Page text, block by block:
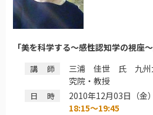
「美を科学する～感性認知学の視座～
講師
三浦 佳世 氏 九州
究院・教授
日時
2010年12月03日（金
18:15～19:45